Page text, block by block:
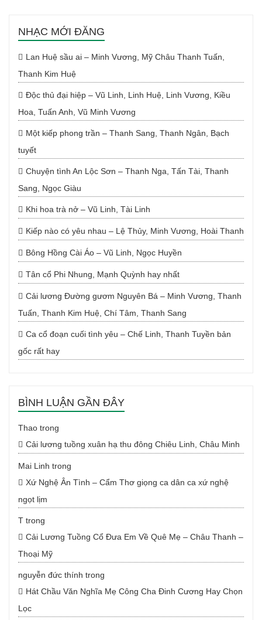
NHẠC MỚI ĐĂNG
Lan Huệ sầu ai – Minh Vương, Mỹ Châu Thanh Tuấn,
Thanh Kim Huệ
Độc thủ đại hiệp – Vũ Linh, Linh Huệ, Linh Vương, Kiều
Hoa, Tuấn Anh, Vũ Minh Vương
Một kiếp phong trần – Thanh Sang, Thanh Ngân, Bạch
tuyết
Chuyện tình An Lộc Sơn – Thanh Nga, Tấn Tài, Thanh
Sang, Ngọc Giàu
Khi hoa trà nở – Vũ Linh, Tài Linh
Kiếp nào có yêu nhau – Lệ Thủy, Minh Vương, Hoài Thanh
Bông Hồng Cài Áo – Vũ Linh, Ngọc Huyền
Tân cổ Phi Nhung, Mạnh Quỳnh hay nhất
Cải lương Đường gươm Nguyên Bá – Minh Vương, Thanh
Tuấn, Thanh Kim Huệ, Chí Tâm, Thanh Sang
Ca cổ đoạn cuối tình yêu – Chế Linh, Thanh Tuyền bản
gốc rất hay
BÌNH LUẬN GẦN ĐÂY
Thao trong
Cải lương tuồng xuân hạ thu đông Chiêu Linh, Châu Minh
Mai Linh trong
Xứ Nghệ Ân Tình – Cẩm Thơ giọng ca dân ca xứ nghệ
ngọt lịm
T trong
Cải Lương Tuồng Cổ Đưa Em Về Quê Mẹ – Châu Thanh –
Thoại Mỹ
nguyễn đức thính trong
Hát Chầu Văn Nghĩa Mẹ Công Cha Đinh Cương Hay Chọn
Lọc